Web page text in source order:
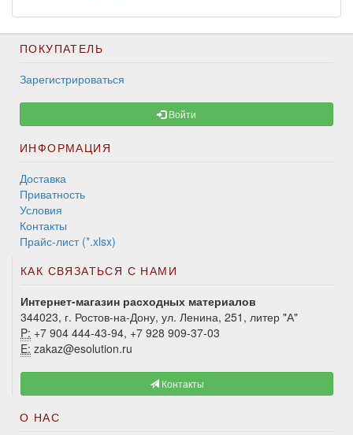
ПОКУПАТЕЛЬ
Зарегистрироваться
Войти
ИНФОРМАЦИЯ
Доставка
Приватность
Условия
Контакты
Прайс-лист (*.xlsx)
КАК СВЯЗАТЬСЯ С НАМИ
Интернет-магазин расходных материалов
344023, г. Ростов-на-Дону, ул. Ленина, 251, литер "А"
P: +7 904 444-43-94, +7 928 909-37-03
E: zakaz@esolution.ru
Контакты
О НАС